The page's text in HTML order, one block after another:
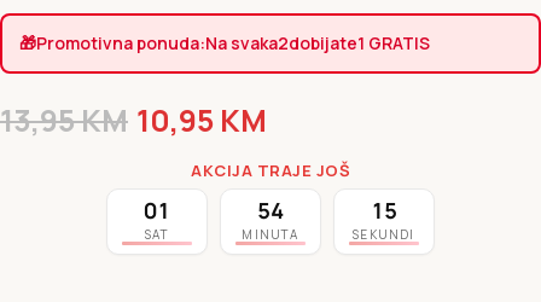
🎁Promotivna ponuda:Na svaka2dobijate1 GRATIS
13,95KM 10,95 KM
AKCIJA TRAJE JOŠ
01
SAT
54
MINUTA
14
SEKUNDI